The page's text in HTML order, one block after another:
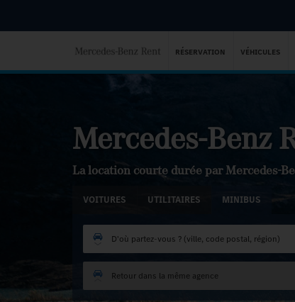
RÉSERVATION VÉHICULES
Mercedes-Benz
La location courte durée par Mercedes-
VOITURES UTILITAIRES MINIBUS
D'où partez-vous ? (ville, code postal, région)
Retour dans la même agence